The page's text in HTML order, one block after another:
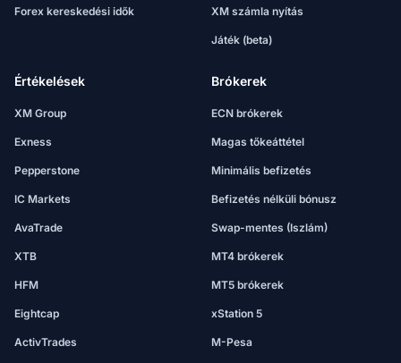
Forex kereskedési idők XM számla nyítás
Játék (beta)
Értékelések
XM Group
Exness
Pepperstone
IC Markets
AvaTrade
XTB
HFM
Eightcap
ActivTrades
Brókerek
ECN brókerek
Magas tőkeáttétel
Minimális befizetés
Befizetés nélküli bónusz
Swap-mentes (Iszlám)
MT4 brókerek
MT5 brókerek
xStation 5
M-Pesa